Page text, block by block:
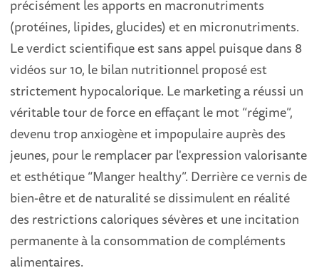
précisément les apports en macronutriments
(protéines, lipides, glucides) et en micronutriments.
Le verdict scientifique est sans appel puisque dans 8
vidéos sur 10, le bilan nutritionnel proposé est
strictement hypocalorique. Le marketing a réussi un
véritable tour de force en effaçant le mot “régime”,
devenu trop anxiogène et impopulaire auprès des
jeunes, pour le remplacer par l'expression valorisante
et esthétique “Manger healthy”. Derrière ce vernis de
bien-être et de naturalité se dissimulent en réalité
des restrictions caloriques sévères et une incitation
permanente à la consommation de compléments
alimentaires.